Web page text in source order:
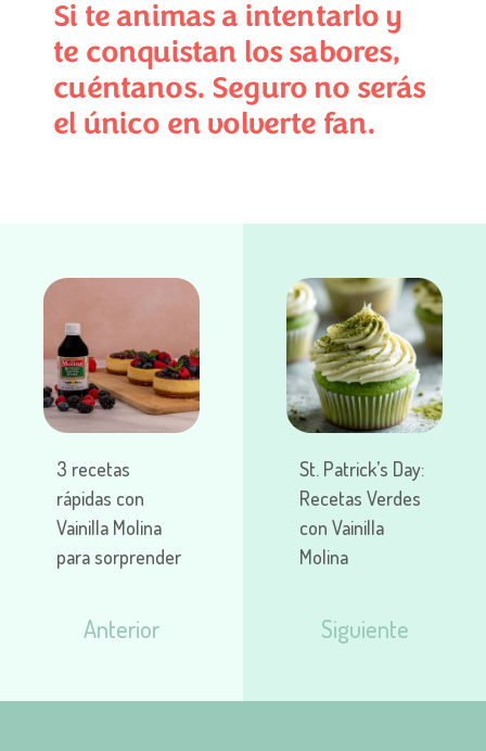
Si te animas a intentarlo y
te conquistan los sabores,
cuéntanos. Seguro no serás
el único en volverte fan.
3 recetas
rápidas con
Vainilla Molina
para sorprender
Anterior
St. Patrick’s Day:
Recetas Verdes
con Vainilla
Molina
Siguiente